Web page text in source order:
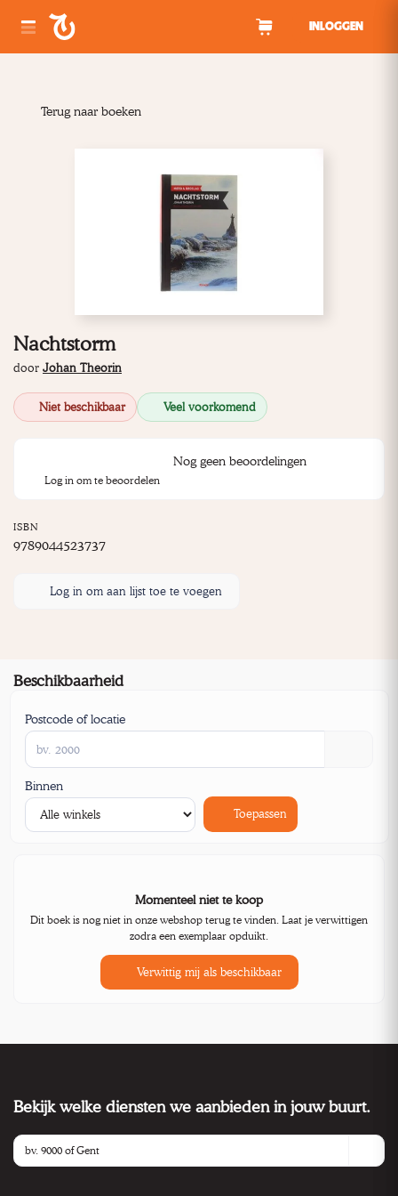
INLOGGEN
Terug naar boeken
Nachtstorm
door Johan Theorin
Niet beschikbaar Veel voorkomend
Nog geen beoordelingen
Log in om te beoordelen
ISBN
9789044523737
Log in om aan lijst toe te voegen
Beschikbaarheid
Postcode of locatie
Binnen
Toepassen
Momenteel niet te koop
Dit boek is nog niet in onze webshop terug te vinden. Laat je verwittigen
zodra een exemplaar opduikt.
Verwittig mij als beschikbaar
Bekijk welke diensten we aanbieden in jouw buurt.